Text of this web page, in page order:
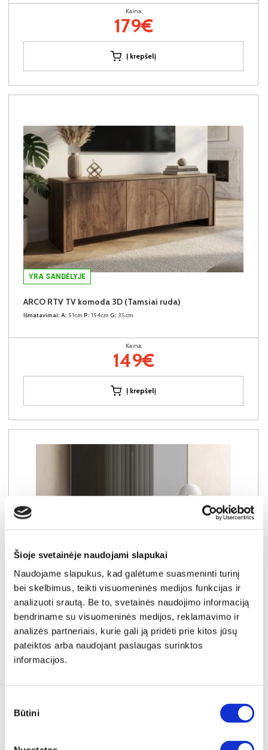
Šioje svetainėje naudojami slapukai
Naudojame slapukus, kad galėtume suasmeninti turinį
bei skelbimus, teikti visuomeninės medijos funkcijas ir
analizuoti srautą. Be to, svetainės naudojimo informaciją
bendriname su visuomeninės medijos, reklamavimo ir
analizės partneriais, kurie gali ją pridėti prie kitos jūsų
pateiktos arba naudojant paslaugas surinktos
informacijos.
pasirinkimas
Būtini
Kaina:
179€
Į krepšelį
YRA SANDĖLYJE
ARCO RTV TV komoda 3D (Tamsiai ruda)
Išmatavimai: A: 51cm P: 154cm G: 35cm
Kaina:
149€
Į krepšelį
MUTI F RTV TV komoda 147
Išmatavimai:A:51cmP:147cmG: 40cm